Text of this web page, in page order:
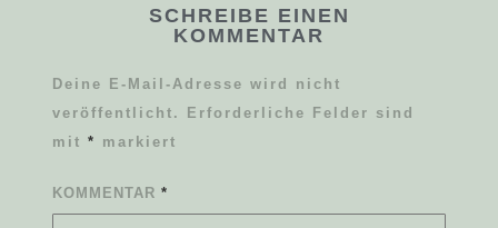
SCHREIBE EINEN
KOMMENTAR
Deine E-Mail-Adresse wird nicht
veröffentlicht.
Erforderliche Felder sind
mit* markiert
KOMMENTAR*